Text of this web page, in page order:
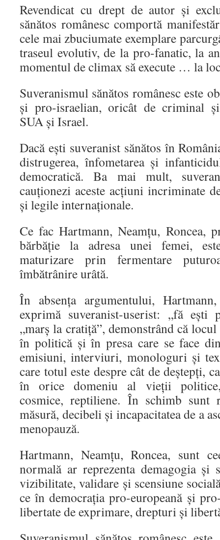
Revendicat cu drept de autor și
sănătos românesc comportă
cele mai zbuciumate exemplare
traseul evolutiv, de la pro-fanatic, la
momentul de climax să execute … la
Suveranismul sănătos românesc este
și pro-israelian, oricât de criminal și
SUA și Israel.
Dacă ești suveranist sănătos în
distrugerea, înfometarea și
democratică. Ba mai mult,
cauționezi aceste acțiuni incriminate
și legile internaționale.
Ce fac Hartmann, Neamțu, Roncea,
bărbăție la adresa unei femei,
maturizare prin fermentare
îmbătrânire urâtă.
În absența argumentului,
exprimă suveranist-userist: „fă ești
„marș la cratiță”, demonstrând că
în politică și în presa care se face
emisiuni, interviuri, monologuri și
care totul este despre cât de deștepți,
în orice domeniu al vieții politice,
cosmice, reptiliene. În schimb sunt
măsură, decibeli și incapacitatea de a
menopauză.
Hartmann, Neamțu, Roncea, sunt
normală ar reprezenta demagogia și
vizibilitate, validare și scensiune
ce în democrația pro-europeană și
libertate de exprimare, drepturi și